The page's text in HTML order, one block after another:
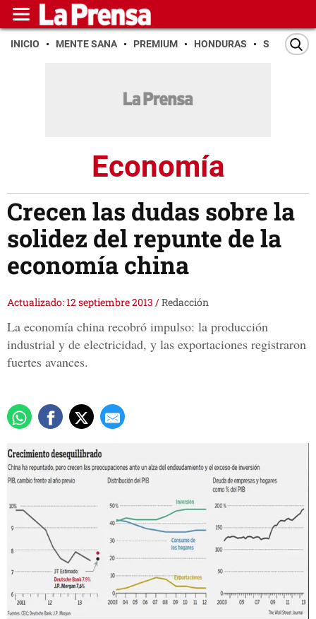
INICIO MENTE SANA PREMIUM HONDURAS SAN PEDRO
Economía
Crecen las dudas sobre la
solidez del repunte de la
economía china
Actualizado: 12 septiembre 2013 /Redacción
La economía china recobró impulso: la producción
industrial y de electricidad, y las exportaciones registraron
fuertes avances.